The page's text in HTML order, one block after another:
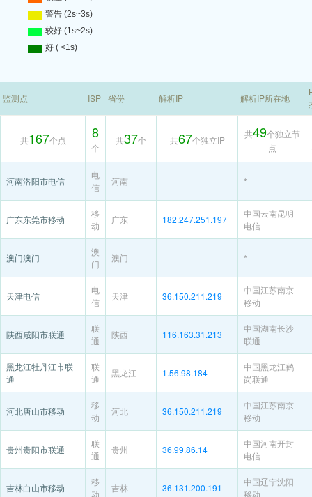
监测点 ISP 省份 解析IP 解析IP所在地
共167个点 8
个
共37个 共67个独立IP
共49个独立节
点
河南洛阳市电信
电
信
河南 *
广东东莞市移动
移
动
广东 182.247.251.197
中国云南昆明
电信
澳门澳门
澳
门
澳门 *
天津电信
电
信
天津 36.150.211.219
中国江苏南京
移动
陕西咸阳市联通
联
通
陕西 116.163.31.213
中国湖南长沙
联通
黑龙江牡丹江市联
通
联
通
黑龙江 1.56.98.184
中国黑龙江鹤
岗联通
河北唐山市移动
移
动
河北 36.150.211.219
中国江苏南京
移动
贵州贵阳市联通
联
通
贵州 36.99.86.14
中国河南开封
电信
吉林白山市移动
移
动
吉林 36.131.200.191
中国辽宁沈阳
移动